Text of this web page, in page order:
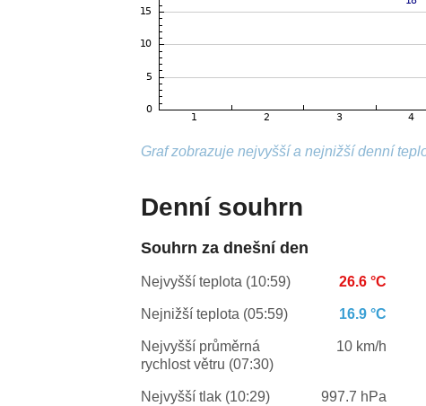
Graf zobrazuje nejvyšší a nejnižší denní
Denní souhrn
Souhrn za dnešní den
Nejvyšší teplota (10:59) 26.6 °C
Nejnižší teplota (05:59) 16.9 °C
Nejvyšší průměrná
rychlost větru (07:30)
10 km/h
Nejvyšší tlak (10:29) 997.7 hPa